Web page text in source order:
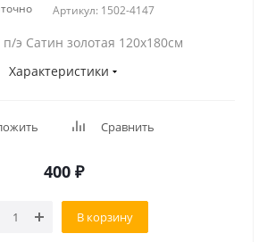
Артикул: 1502-4147
п/э Сатин золотая 120х180см
Характеристики
Сравнить
400 ₽
В корзину